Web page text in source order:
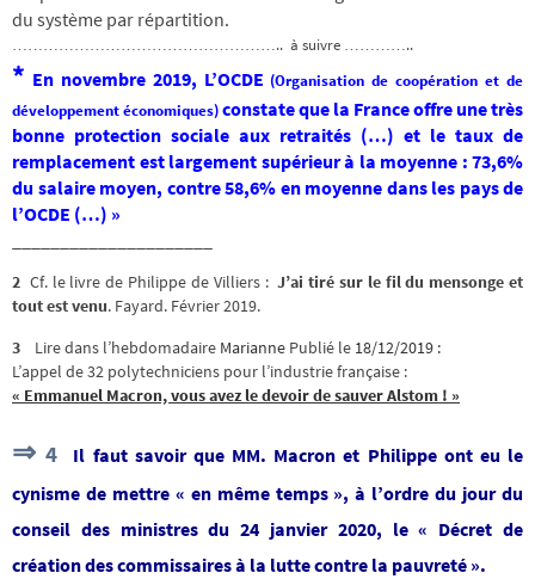
du système par répartition.
…………………………………………….. à suivre …………..
* En novembre 2019, L’OCDE (Organisation de coopération et de
développement économiques)constate que la France offre une très
bonne protection sociale aux retraités (…) et le taux de
remplacement est largement supérieur à la moyenne : 73,6%
du salaire moyen, contre 58,6% en moyenne dans les pays de
l’OCDE (…) »
2 Cf. le livre de Philippe de Villiers :J’ai tiré sur le fil du mensonge et
tout est venu. Fayard. Février 2019.
3 Lire dans l’hebdomadaire Marianne Publié le 18/12/2019 :
L’appel de 32 polytechniciens pour l’industrie française :
« Emmanuel Macron, vous avez le devoir de sauver Alstom ! »
⇒4
Il faut savoir que MM. Macron et Philippe ont eu le
cynisme de mettre « en même temps », à l’ordre du jour du
conseil des ministres du 24 janvier 2020, le « Décret de
création des commissaires à la lutte contre la pauvreté ».